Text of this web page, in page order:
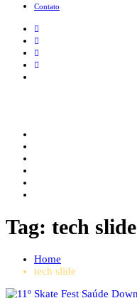
Contato
Tag: tech slide
Home
tech slide